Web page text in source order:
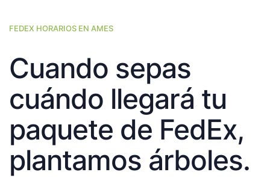
FEDEX HORARIOS EN AMES
Cuando sepas
cuándo llegará tu
paquete de FedEx,
plantamos árboles.